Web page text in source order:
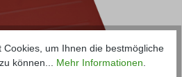
Cookies, um Ihnen die bestmögliche
können... Mehr Informationen